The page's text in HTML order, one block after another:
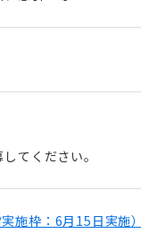
てください。
施枠：6月15日実施）